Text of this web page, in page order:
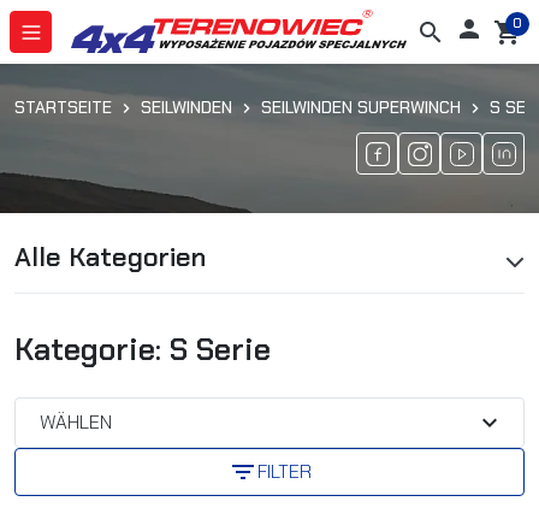
search  shopping_cart
0
STARTSEITE SEILWINDEN SEILWINDEN SUPERWINCH S
Alle Kategorien
Kategorie: S Serie
WÄHLEN
expand_more
filter_listFILTER